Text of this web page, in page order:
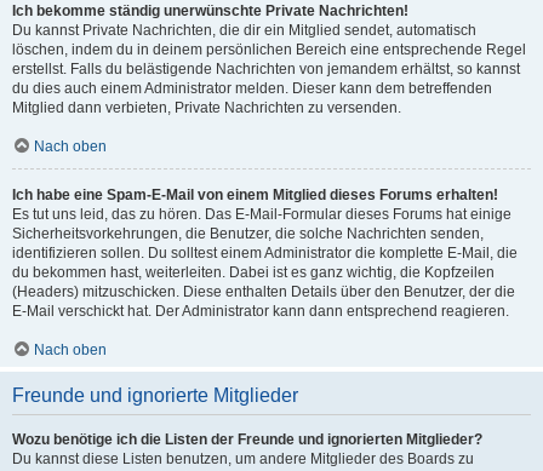
Ich bekomme ständig unerwünschte Private Nachrichten!
Du kannst Private Nachrichten, die dir ein Mitglied sendet, automatisch
löschen, indem du in deinem persönlichen Bereich eine entsprechende Regel
erstellst. Falls du belästigende Nachrichten von jemandem erhältst, so kannst
du dies auch einem Administrator melden. Dieser kann dem betreffenden
Mitglied dann verbieten, Private Nachrichten zu versenden.
Nach oben
Ich habe eine Spam-E-Mail von einem Mitglied dieses Forums erhalten!
Es tut uns leid, das zu hören. Das E-Mail-Formular dieses Forums hat einige
Sicherheitsvorkehrungen, die Benutzer, die solche Nachrichten senden,
identifizieren sollen. Du solltest einem Administrator die komplette E-Mail, die
du bekommen hast, weiterleiten. Dabei ist es ganz wichtig, die Kopfzeilen
(Headers) mitzuschicken. Diese enthalten Details über den Benutzer, der die
E-Mail verschickt hat. Der Administrator kann dann entsprechend reagieren.
Nach oben
Freunde und ignorierte Mitglieder
Wozu benötige ich die Listen der Freunde und ignorierten Mitglieder?
Du kannst diese Listen benutzen, um andere Mitglieder des Boards zu